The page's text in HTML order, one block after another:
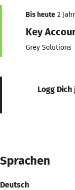
Bis heute 2
Key
Grey Solutions
Logg
Sprachen
Deutsch